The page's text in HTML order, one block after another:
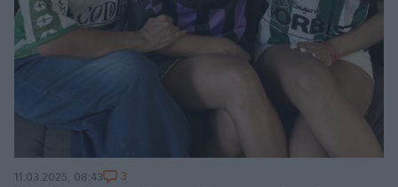
11.03.2025, 08:43 3